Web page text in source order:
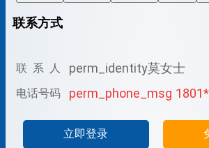
联系方式
联 系 人 perm_identity莫女士
电话号码 perm_phone_msg
立即登录